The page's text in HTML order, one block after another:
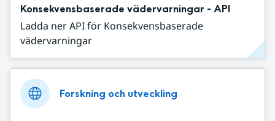
Konsekvensbaserade vädervarningar - API
Ladda ner API för Konsekvensbaserade
vädervarningar
Forskning och utveckling